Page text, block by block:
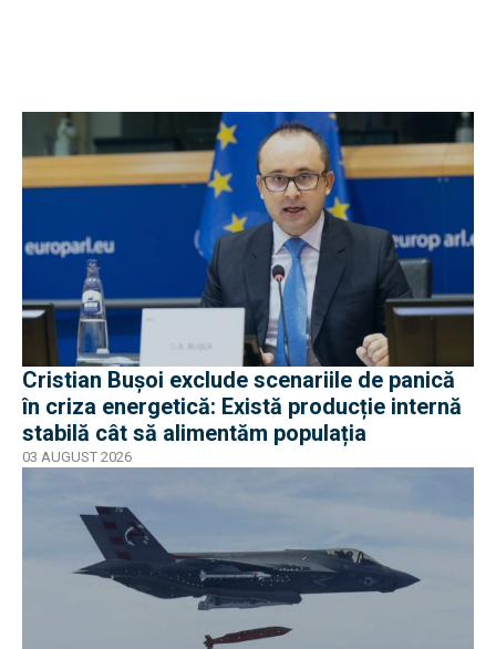
Cristian Bușoi exclude scenariile de panică
în criza energetică: Există producție internă
stabilă cât să alimentăm populația
03 AUGUST 2026